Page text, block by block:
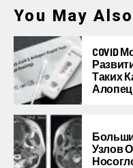
You May
COVID
Таких
Узлов